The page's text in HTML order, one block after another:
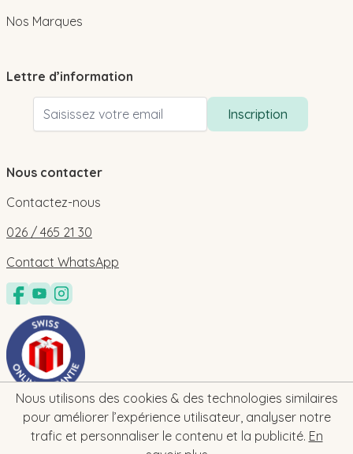
Nous utilisons des cookies & des technologies similaires
pour améliorer l’expérience utilisateur, analyser notre
trafic et personnaliser le contenu et la publicité. En
Nos Marques
Lettre d’information
Adresse email
Inscription
Nous contacter
Contactez-nous
026 / 465 21 30
Contact WhatsApp